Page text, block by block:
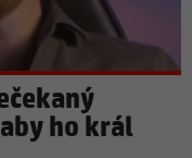
ho král